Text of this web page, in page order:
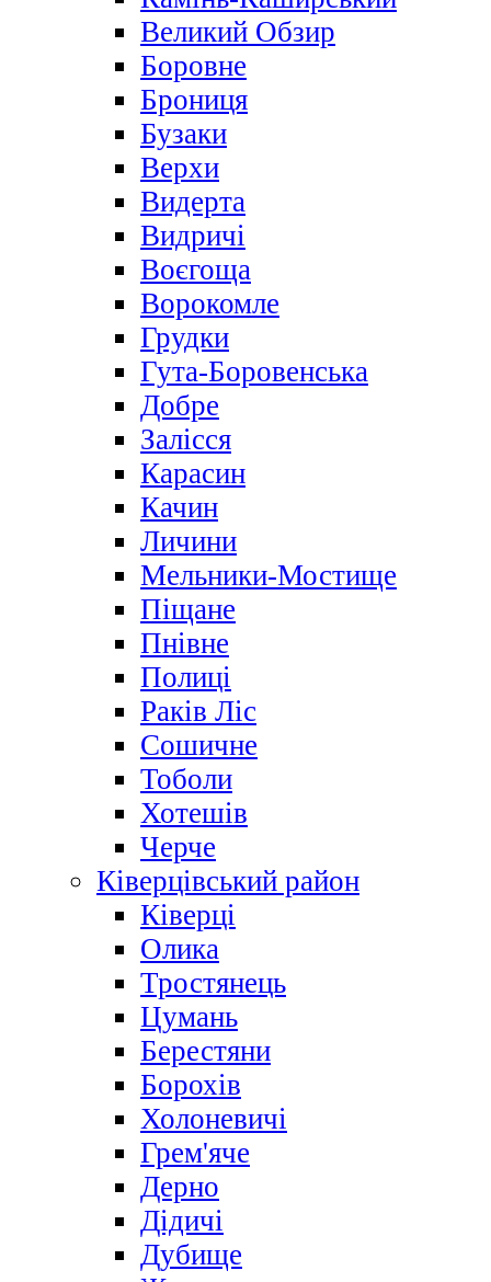
Великий Обзир
Боровне
Брониця
Бузаки
Верхи
Видерта
Видричі
Воєгоща
Ворокомле
Грудки
Гута-Боровенська
Добре
Залісся
Карасин
Качин
Личини
Мельники-Мостище
Піщане
Пнівне
Полиці
Раків Ліс
Сошичне
Тоболи
Хотешів
Черче
Ківерцівський район
Ківерці
Олика
Тростянець
Цумань
Берестяни
Борохів
Холоневичі
Грем'яче
Дерно
Дідичі
Дубище